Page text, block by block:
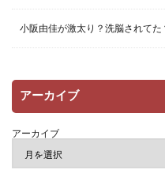
小阪由佳が激太り？洗脳されて
アーカイブ
アーカイブ